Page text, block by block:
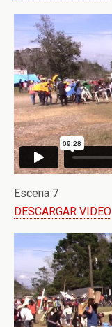
Escena 7
DESCARGAR VIDEO